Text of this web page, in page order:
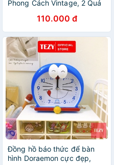
Phong Cách Vintage, 2 Quả
110.000 đ
Đồng hồ báo thức để bàn
hình Doraemon cực đẹp,